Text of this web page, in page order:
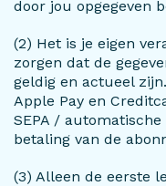
door jou opgegeven
(2) Het is je eigen
zorgen dat de
geldig en actueel
Apple Pay en
SEPA /
betaling van de
(3) Alleen de eerste